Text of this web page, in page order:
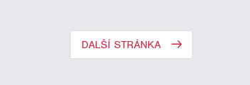
DALŠÍ STRÁNKA